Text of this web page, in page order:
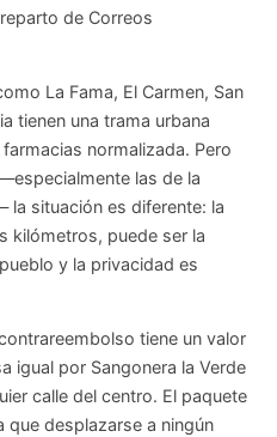
de Correos
La Fama, El Carmen, San
tienen una trama urbana
normalizada. Pero
las de la
la situación es diferente: la
kilómetros, puede ser la
y la privacidad es
tiene un valor
igual por Sangonera la Verde
calle del centro. El paquete
que desplazarse a ningún